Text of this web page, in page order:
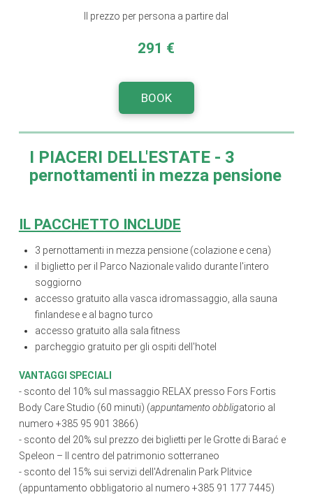
Il prezzo per persona a partire dal
291 €
BOOK
I PIACERI DELL'ESTATE - 3
pernottamenti in mezza pensione
IL PACCHETTO INCLUDE
3 pernottamenti in mezza pensione (colazione e cena)
il biglietto per il Parco Nazionale valido durante l'intero
soggiorno
accesso gratuito alla vasca idromassaggio, alla sauna
finlandese e al bagno turco
accesso gratuito alla sala fitness
parcheggio gratuito per gli ospiti dell'hotel
VANTAGGI SPECIALI
- sconto del 10% sul massaggio RELAX presso Fors Fortis
Body Care Studio (60 minuti) (appuntamento obbligatorio al
numero +385 95 901 3866)
- sconto del 20% sul prezzo dei biglietti per le Grotte di Barać e
Speleon – Il centro del patrimonio sotterraneo
- sconto del 15% sui servizi dell'Adrenalin Park Plitvice
(appuntamento obbligatorio al numero +385 91 177 7445)